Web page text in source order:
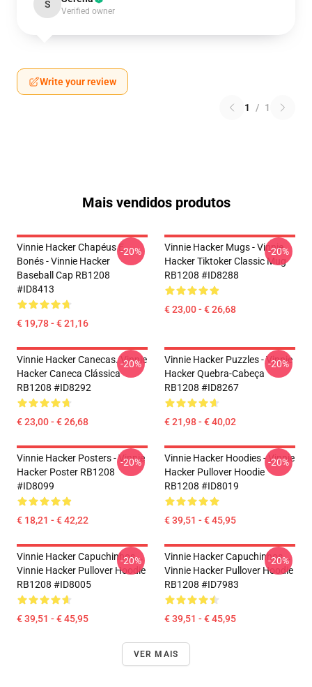
S
Verified owner
Write your review
1 / 1
Mais vendidos produtos
Vinnie Hacker Chapéus E
Bonés - Vinnie Hacker
Baseball Cap RB1208
#ID8413
€ 19,78 - € 21,16
-20%
Vinnie Hacker Mugs - Vinnie
Hacker Tiktoker Classic Mug
RB1208 #ID8288
€ 23,00 - € 26,68
-20%
Vinnie Hacker Canecas. Vinnie
Hacker Caneca Clássica
RB1208 #ID8292
€ 23,00 - € 26,68
-20%
Vinnie Hacker Puzzles - Vinnie
Hacker Quebra-Cabeça
RB1208 #ID8267
€ 21,98 - € 40,02
-20%
Vinnie Hacker Posters - Vinnie
Hacker Poster RB1208
#ID8099
€ 18,21 - € 42,22
-20%
Vinnie Hacker Hoodies - Vinnie
Hacker Pullover Hoodie
RB1208 #ID8019
€ 39,51 - € 45,95
-20%
Vinnie Hacker Capuchinhos...
Vinnie Hacker Pullover Hoodie
RB1208 #ID8005
€ 39,51 - € 45,95
-20%
Vinnie Hacker Capuchinhos...
Vinnie Hacker Pullover Hoodie
RB1208 #ID7983
€ 39,51 - € 45,95
-20%
VER MAIS